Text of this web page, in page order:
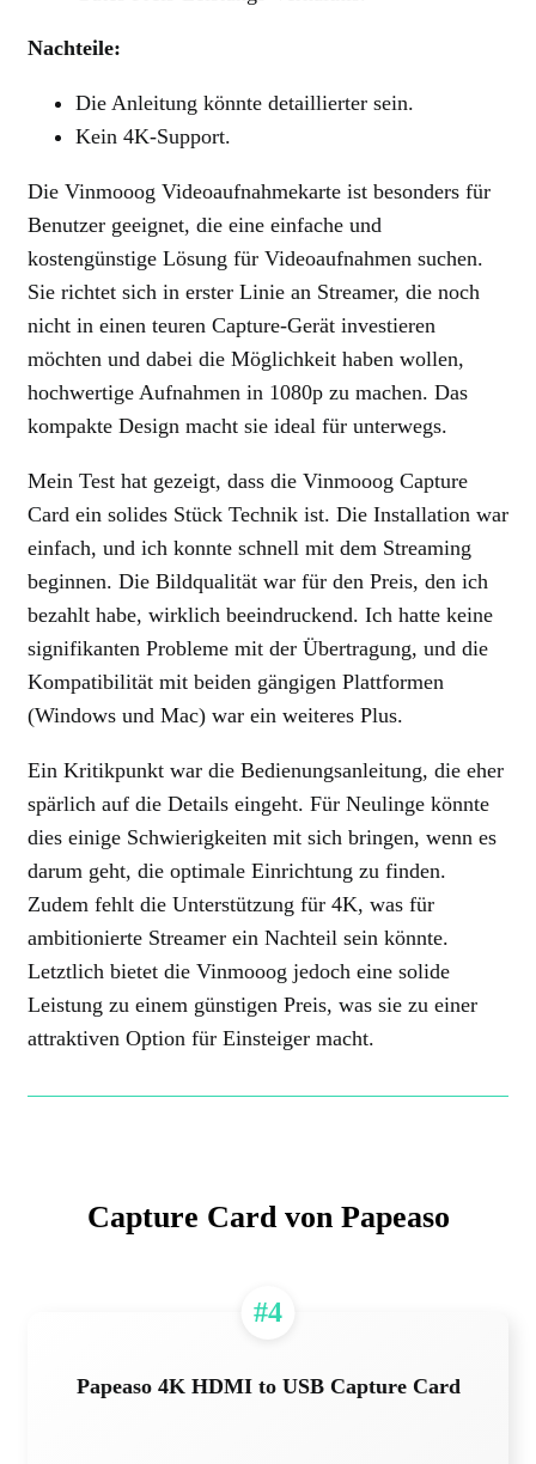
Nachteile:
Die Anleitung könnte detaillierter sein.
Kein 4K-Support.
Die Vinmooog Videoaufnahmekarte ist besonders für
Benutzer geeignet, die eine einfache und
kostengünstige Lösung für Videoaufnahmen suchen.
Sie richtet sich in erster Linie an Streamer, die noch
nicht in einen teuren Capture-Gerät investieren
möchten und dabei die Möglichkeit haben wollen,
hochwertige Aufnahmen in 1080p zu machen. Das
kompakte Design macht sie ideal für unterwegs.
Mein Test hat gezeigt, dass die Vinmooog Capture
Card ein solides Stück Technik ist. Die Installation war
einfach, und ich konnte schnell mit dem Streaming
beginnen. Die Bildqualität war für den Preis, den ich
bezahlt habe, wirklich beeindruckend. Ich hatte keine
signifikanten Probleme mit der Übertragung, und die
Kompatibilität mit beiden gängigen Plattformen
(Windows und Mac) war ein weiteres Plus.
Ein Kritikpunkt war die Bedienungsanleitung, die eher
spärlich auf die Details eingeht. Für Neulinge könnte
dies einige Schwierigkeiten mit sich bringen, wenn es
darum geht, die optimale Einrichtung zu finden.
Zudem fehlt die Unterstützung für 4K, was für
ambitionierte Streamer ein Nachteil sein könnte.
Letztlich bietet die Vinmooog jedoch eine solide
Leistung zu einem günstigen Preis, was sie zu einer
attraktiven Option für Einsteiger macht.
Capture Card von Papeaso
#4
Papeaso 4K HDMI to USB Capture Card